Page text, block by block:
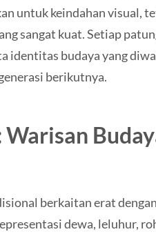
untuk keindahan visual,
sangat kuat. Setiap
identitas budaya yang
berikutnya.
berkaitan erat
dewa, leluhur,